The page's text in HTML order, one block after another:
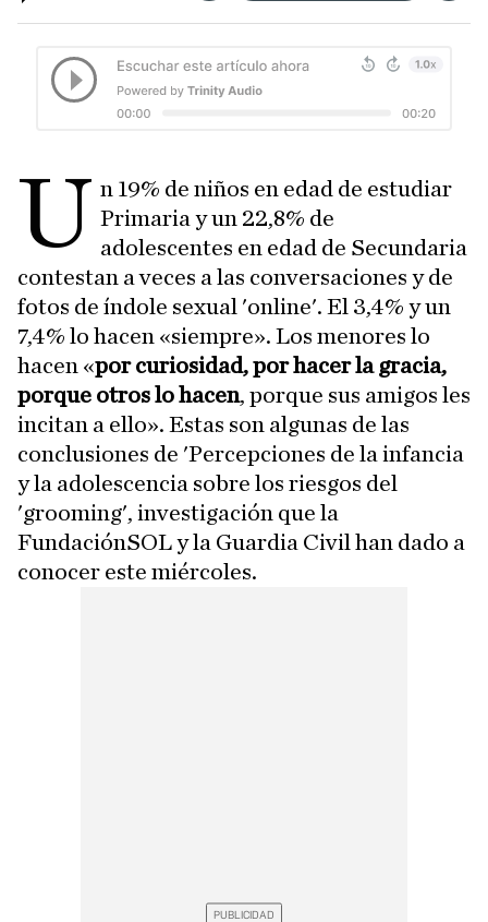
U n 19% de niños en edad de estudiar
Primaria y un 22,8% de
adolescentes en edad de Secundaria
contestan a veces a las conversaciones y de
fotos de índole sexual 'online'. El 3,4% y un
7,4% lo hacen «siempre». Los menores lo
hacen «por curiosidad, por hacer la gracia,
porque otros lo hacen, porque sus amigos les
incitan a ello». Estas son algunas de las
conclusiones de 'Percepciones de la infancia
y la adolescencia sobre los riesgos del
'grooming', investigación que la
FundaciónSOL y la Guardia Civil han dado a
conocer este miércoles.